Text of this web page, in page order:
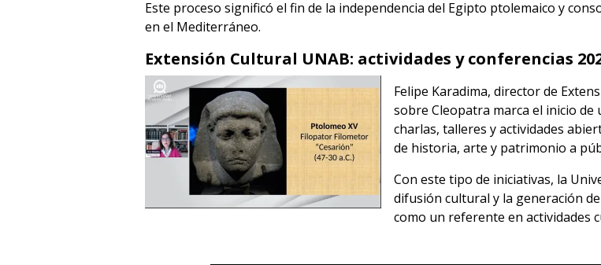
Este proceso significó el fin de la independencia del Egipto ptolemaico y
en el Mediterráneo.
Extensión Cultural UNAB: actividades y conferencias
Felipe Karadima, director de
sobre Cleopatra marca el inicio
charlas, talleres y actividades
de historia, arte y patrimonio a
Con este tipo de iniciativas, la
difusión cultural y la generación
como un referente en actividades